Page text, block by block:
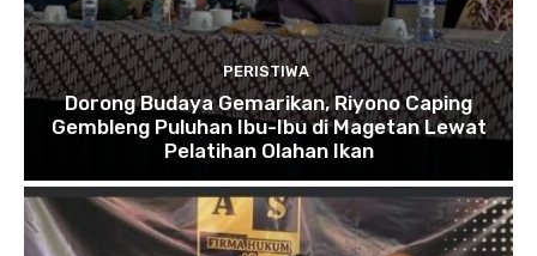
PERISTIWA
Dorong Budaya Gemarikan, Riyono Caping
Gembleng Puluhan Ibu-Ibu di Magetan Lewat
Pelatihan Olahan Ikan